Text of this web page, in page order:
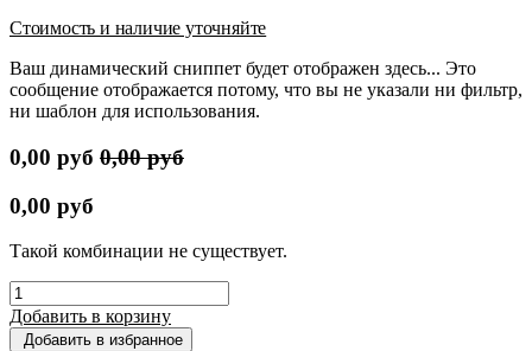
Стоимость и наличие уточняйте
Ваш динамический сниппет будет отображен здесь... Это
сообщение отображается потому, что вы не указали ни фильтр,
ни шаблон для использования.
0,00 руб 0,00руб
0,00 руб
Такой комбинации не существует.
Добавить в корзину
Добавить в избранное